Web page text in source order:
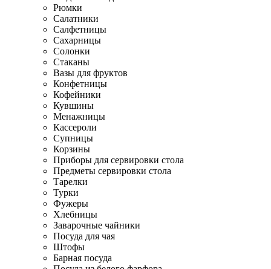
Рюмки
Салатники
Салфетницы
Сахарницы
Солонки
Стаканы
Вазы для фруктов
Конфетницы
Кофейники
Кувшины
Менажницы
Кассероли
Супницы
Корзины
Приборы для сервировки стола
Предметы сервировки стола
Тарелки
Турки
Фужеры
Хлебницы
Заварочные чайники
Посуда для чая
Штофы
Барная посуда